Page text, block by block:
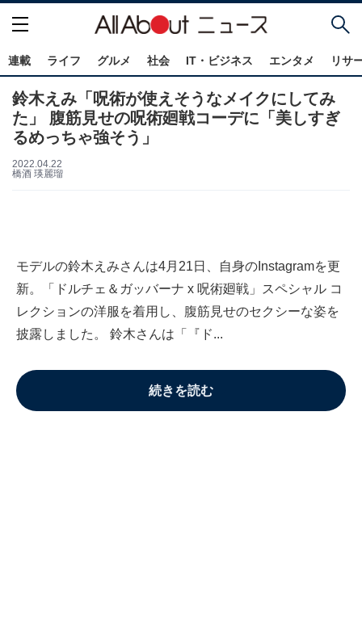
連載 ライフ グルメ 社会 IT・ビジネス エンタメ リサ
鈴木えみ「呪術が使えそうなメイクにしてみ
た」 腹筋見せの呪術廻戦コーデに「美しすぎ
るめっちゃ強そう」
2022.04.22
橋酒 瑛麗瑠
モデルの鈴木えみさんは4月21日、自身のInstagramを更
新。「ドルチェ＆ガッバーナ x 呪術廻戦」スペシャル コ
レクションの洋服を着用し、腹筋見せのセクシーな姿を
披露しました。 鈴木さんは「『ド...
続きを読む